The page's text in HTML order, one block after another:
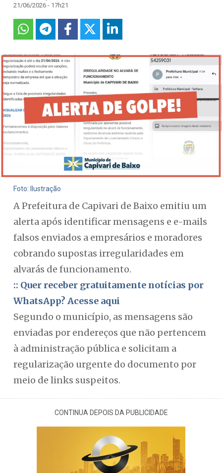
21/06/2026 - 17h21
Foto: Ilustração
A Prefeitura de Capivari de Baixo emitiu um
alerta após identificar mensagens e e-mails
falsos enviados a empresários e moradores
cobrando supostas irregularidades em
alvarás de funcionamento.
:: Quer receber gratuitamente notícias por
WhatsApp? Acesse aqui
Segundo o município, as mensagens são
enviadas por endereços que não pertencem
à administração pública e solicitam a
regularização urgente do documento por
meio de links suspeitos.
CONTINUA DEPOIS DA PUBLICIDADE